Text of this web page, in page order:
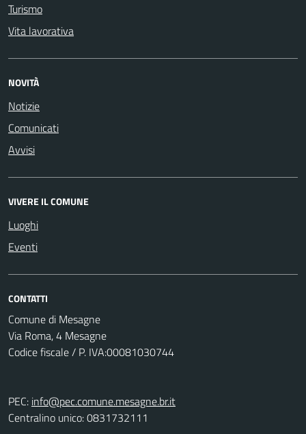
Turismo
Vita lavorativa
NOVITÀ
Notizie
Comunicati
Avvisi
VIVERE IL COMUNE
Luoghi
Eventi
CONTATTI
Comune di Mesagne
Via Roma, 4 Mesagne
Codice fiscale / P. IVA:00081030744
PEC: info@pec.comune.mesagne.br.it
Centralino unico: 0831732111